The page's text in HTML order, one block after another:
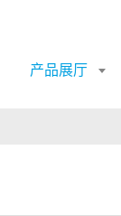
产品展厅